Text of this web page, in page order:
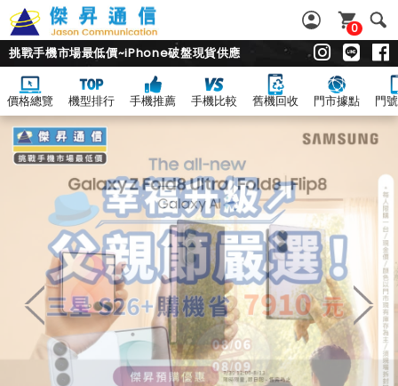
0
挑戰手機市場最低價~iPhone破盤現貨供應
價格總覽 機型排行 手機推薦 手機比較 舊機回收 門市據點 門